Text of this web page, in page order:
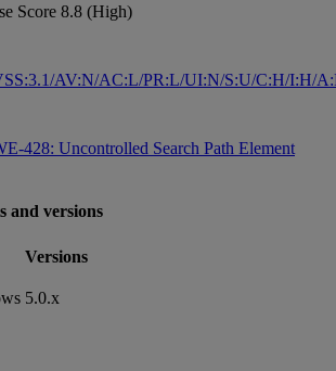
Score 8.8 (High)
AV:N/AC:L/PR:L/UI:N/S:U/C:H/I:H/
428: Uncontrolled Search Path Element
and versions
Versions
5.0.x